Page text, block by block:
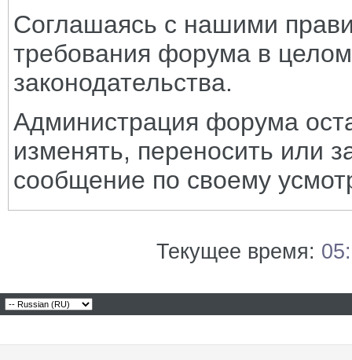
Соглашаясь с нашими
требования форума в
законодательства.
Администрация форума
изменять, переносить или
сообщение по своему
Текущее время: